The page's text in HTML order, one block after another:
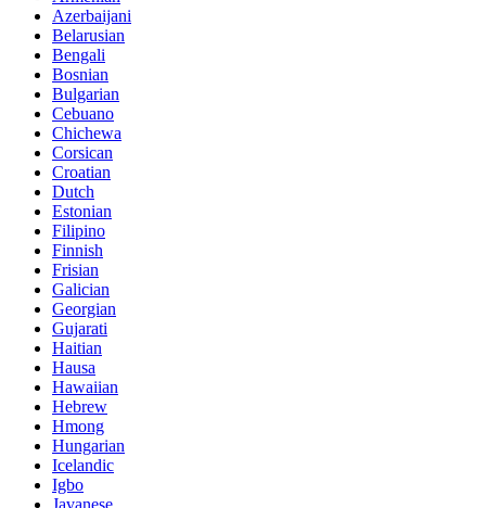
Azerbaijani
Belarusian
Bengali
Bosnian
Bulgarian
Cebuano
Chichewa
Corsican
Croatian
Dutch
Estonian
Filipino
Finnish
Frisian
Galician
Georgian
Gujarati
Haitian
Hausa
Hawaiian
Hebrew
Hmong
Hungarian
Icelandic
Igbo
Javanese